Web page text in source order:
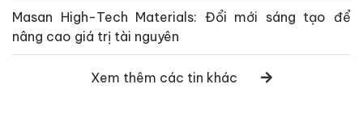
Masan High-Tech Materials: Đổi mới sáng tạo để
nâng cao giá trị tài nguyên
Xem thêm các tin khác